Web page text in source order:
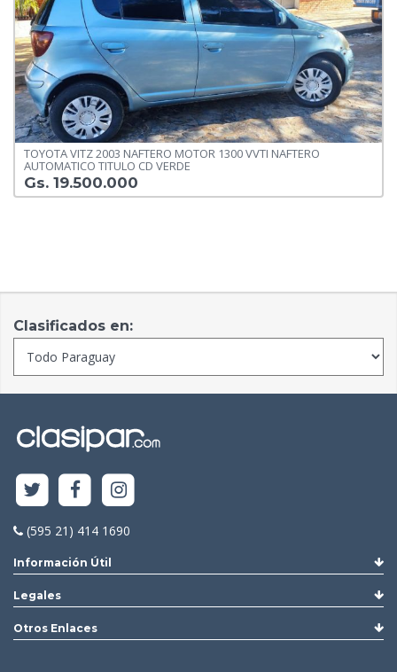
TOYOTA VITZ 2003 NAFTERO MOTOR 1300 VVTI NAFTERO
AUTOMATICO TITULO CD VERDE
Gs. 19.500.000
Clasificados en:
(595 21) 414 1690
Información Útil
Legales
Otros Enlaces